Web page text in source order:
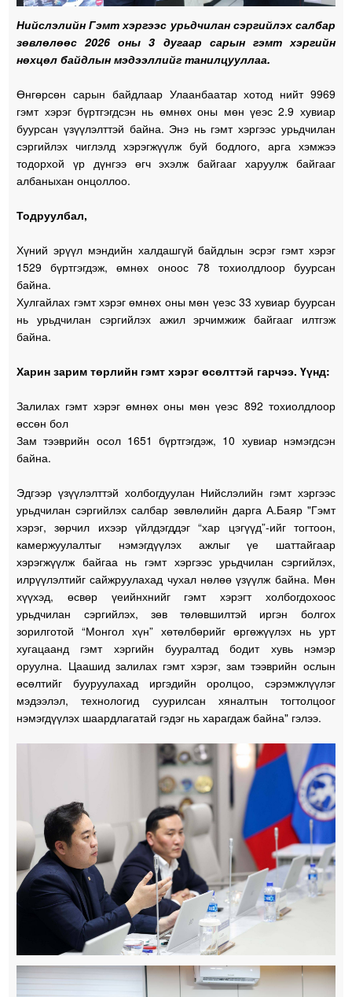
Нийслэлийн Гэмт хэргээс урьдчилан сэргийлэх салбар
зөвлөлөөс 2026 оны 3 дугаар сарын гэмт хэргийн
нөхцөл байдлын мэдээллийг танилцууллаа.
Өнгөрсөн сарын байдлаар Улаанбаатар хотод нийт 9969
гэмт хэрэг бүртгэгдсэн нь өмнөх оны мөн үеэс 2.9 хувиар
буурсан үзүүлэлттэй байна. Энэ нь гэмт хэргээс урьдчилан
сэргийлэх чиглэлд хэрэгжүүлж буй бодлого, арга хэмжээ
тодорхой үр дүнгээ өгч эхэлж байгааг харуулж байгааг
албаныхан онцоллоо.
Тодруулбал,
Хүний эрүүл мэндийн халдашгүй байдлын эсрэг гэмт хэрэг
1529 бүртгэгдэж, өмнөх оноос 78 тохиолдлоор буурсан
байна.
Хулгайлах гэмт хэрэг өмнөх оны мөн үеэс 33 хувиар буурсан
нь урьдчилан сэргийлэх ажил эрчимжиж байгааг илтгэж
байна.
Харин зарим төрлийн гэмт хэрэг өсөлттэй гарчээ. Үүнд:
Залилах гэмт хэрэг өмнөх оны мөн үеэс 892 тохиолдлоор
өссөн бол
Зам тээврийн осол 1651 бүртгэгдэж, 10 хувиар нэмэгдсэн
байна.
Эдгээр үзүүлэлттэй холбогдуулан Нийслэлийн гэмт хэргээс
урьдчилан сэргийлэх салбар зөвлөлийн дарга А.Баяр "Гэмт
хэрэг, зөрчил ихээр үйлдэгддэг “хар цэгүүд”-ийг тогтоон,
камержуулалтыг нэмэгдүүлэх ажлыг үе шаттайгаар
хэрэгжүүлж байгаа нь гэмт хэргээс урьдчилан сэргийлэх,
илрүүлэлтийг сайжруулахад чухал нөлөө үзүүлж байна. Мөн
хүүхэд, өсвөр үеийнхнийг гэмт хэрэгт холбогдохоос
урьдчилан сэргийлэх, зөв төлөвшилтэй иргэн болгох
зорилготой “Монгол хүн” хөтөлбөрийг өргөжүүлэх нь урт
хугацаанд гэмт хэргийн бууралтад бодит хувь нэмэр
оруулна. Цаашид залилах гэмт хэрэг, зам тээврийн ослын
өсөлтийг бууруулахад иргэдийн оролцоо, сэрэмжлүүлэг
мэдээлэл, технологид суурилсан хяналтын тогтолцоог
нэмэгдүүлэх шаардлагатай гэдэг нь харагдаж байна" гэлээ.